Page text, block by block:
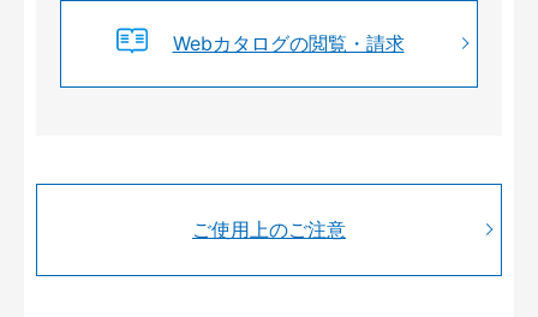
Webカタログの閲覧・請求
ご使用上のご注意